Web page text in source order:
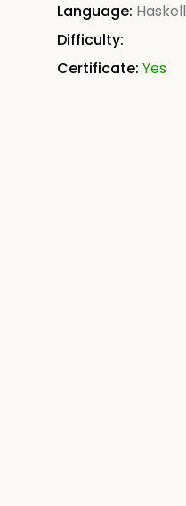
Language: Haskell
Difficulty:
Certificate: Yes